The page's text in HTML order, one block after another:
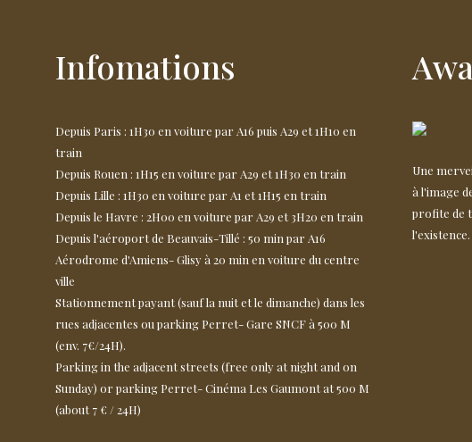
Infomations
Depuis Paris : 1H30 en voiture par A16 puis A29 et 1H10 en
train
Depuis Rouen : 1H15 en voiture par A29 et 1H30 en train
Depuis Lille : 1H30 en voiture par A1 et 1H15 en train
Depuis le Havre : 2H00 en voiture par A29 et 3H20 en train
Depuis l'aéroport de Beauvais-Tillé : 50 min par A16
Aérodrome d'Amiens- Glisy à 20 min en voiture du centre
ville
Stationnement payant (sauf la nuit et le dimanche) dans les
rues adjacentes ou parking Perret- Gare SNCF à 500 M
(env. 7€/24H).
Parking in the adjacent streets (free only at night and on
Sunday) or parking Perret- Cinéma Les Gaumont at 500 M
(about 7 € / 24H)
Une
à l'image
profite de
l'existence.